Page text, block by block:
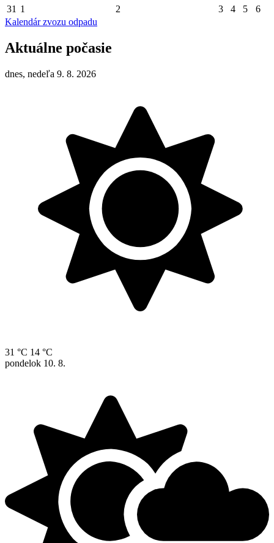
31 1 2 3 4 5
6
Kalendár zvozu odpadu
Aktuálne počasie
dnes, nedeľa 9. 8. 2026
31 °C 14 °C
pondelok 10. 8.